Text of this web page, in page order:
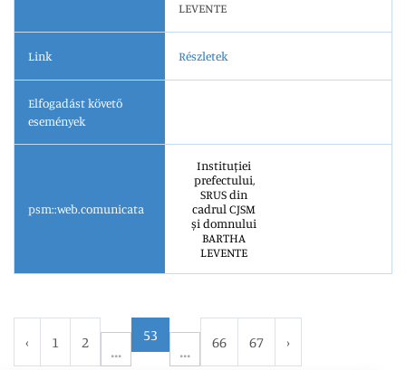
LEVENTE
Link Részletek
Elfogadást követő
események
psm::web.comunicata
Instituției
prefectului,
SRUS din
cadrul CJSM
și domnului
BARTHA
LEVENTE
‹ 1 2 53 66 67 ›